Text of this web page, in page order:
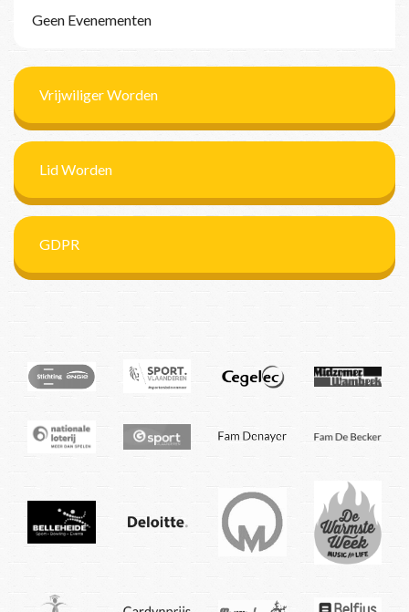
Geen Evenementen
Vrijwiliger Worden
Lid Worden
GDPR